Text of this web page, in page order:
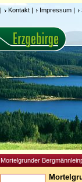
| Kontakt | Impressum |
Mortelgrunder